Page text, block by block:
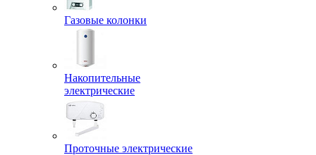
Газовые колонки
Накопительные
электрические
Проточные электрические